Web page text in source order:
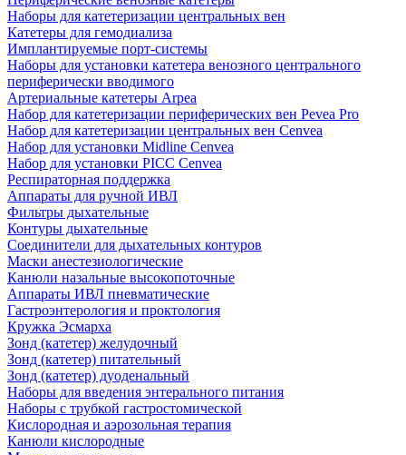
Наборы для катетеризации центральных вен
Катетеры для гемодиализа
Имплантируемые порт‑системы
Наборы для установки катетера венозного центрального
периферически вводимого
Артериальные катетеры Arpea
Набор для катетеризации периферических вен Pevea Pro
Набор для катетеризации центральных вен Cenvea
Набор для установки Midline Cenvea
Набор для установки PICC Cenvea
Респираторная поддержка
Аппараты для ручной ИВЛ
Фильтры дыхательные
Контуры дыхательные
Соединители для дыхательных контуров
Маски анестезиологические
Канюли назальные высокопоточные
Аппараты ИВЛ пневматические
Гастроэнтерология и проктология
Кружка Эсмарха
Зонд (катетер) желудочный
Зонд (катетер) питательный
Зонд (катетер) дуоденальный
Наборы для введения энтерального питания
Наборы с трубкой гастростомической
Кислородная и аэрозольная терапия
Канюли кислородные